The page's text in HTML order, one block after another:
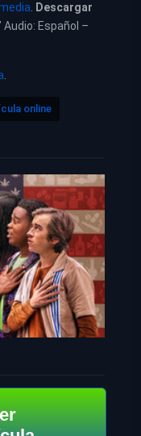
Descargar
Audio: Español –
online